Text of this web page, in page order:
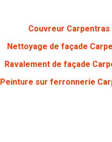
Couvreur Carpentras
Nettoyage de façade
Ravalement de façade
Peinture sur ferronnerie